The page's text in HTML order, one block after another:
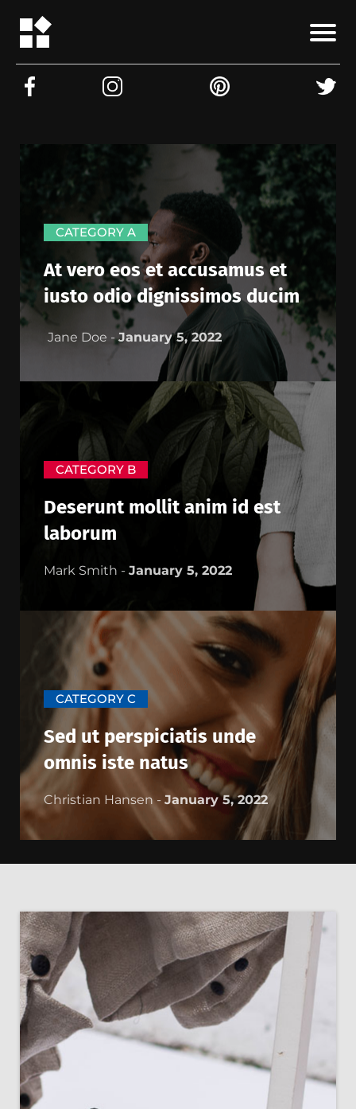
CATEGORY A
At vero eos et accusamus et
iusto odio dignissimos ducim
Jane Doe -January 5, 2022
CATEGORY B
Deserunt mollit anim id est
laborum
Mark Smith - January 5, 2022
CATEGORY C
Sed ut perspiciatis unde
omnis iste natus
Christian Hansen - January 5, 2022